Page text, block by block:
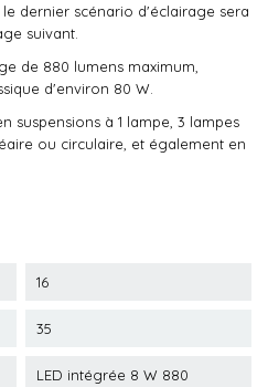
, le dernier scénario d'éclairage sera
suivant.
de 880 lumens maximum,
d'environ 80 W.
suspensions à 1 lampe, 3 lampes
ou circulaire, et également en
16
35
LED intégrée 8 W 880